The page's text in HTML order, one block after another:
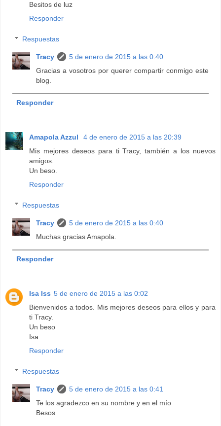
Besitos de luz
Responder
Respuestas
Tracy
5 de enero de 2015 a las 0:40
Gracias a vosotros por querer compartir conmigo este
blog.
Responder
Amapola Azzul
4 de enero de 2015 a las 20:39
Mis mejores deseos para ti Tracy, también a los nuevos
amigos.
Un beso.
Responder
Respuestas
Tracy
5 de enero de 2015 a las 0:40
Muchas gracias Amapola.
Responder
Isa Iss 5 de enero de 2015 a las 0:02
Bienvenidos a todos. Mis mejores deseos para ellos y para
ti Tracy.
Un beso
Isa
Responder
Respuestas
Tracy
5 de enero de 2015 a las 0:41
Te los agradezco en su nombre y en el mío
Besos